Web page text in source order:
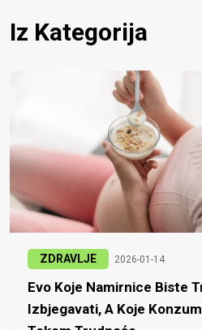
Iz Kategorija
ZDRAVLJE 2026-01-14
Evo Koje Namirnice Biste
Izbjegavati, A Koje